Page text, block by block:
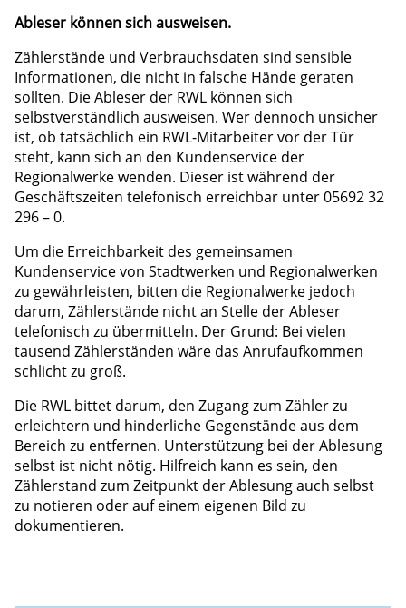
Ableser können sich ausweisen.
Zählerstände und Verbrauchsdaten sind sensible
Informationen, die nicht in falsche Hände geraten
sollten. Die Ableser der RWL können sich
selbstverständlich ausweisen. Wer dennoch unsicher
ist, ob tatsächlich ein RWL-Mitarbeiter vor der Tür
steht, kann sich an den Kundenservice der
Regionalwerke wenden. Dieser ist während der
Geschäftszeiten telefonisch erreichbar unter 05692 32
296 – 0.
Um die Erreichbarkeit des gemeinsamen
Kundenservice von Stadtwerken und Regionalwerken
zu gewährleisten, bitten die Regionalwerke jedoch
darum, Zählerstände nicht an Stelle der Ableser
telefonisch zu übermitteln. Der Grund: Bei vielen
tausend Zählerständen wäre das Anrufaufkommen
schlicht zu groß.
Die RWL bittet darum, den Zugang zum Zähler zu
erleichtern und hinderliche Gegenstände aus dem
Bereich zu entfernen. Unterstützung bei der Ablesung
selbst ist nicht nötig. Hilfreich kann es sein, den
Zählerstand zum Zeitpunkt der Ablesung auch selbst
zu notieren oder auf einem eigenen Bild zu
dokumentieren.